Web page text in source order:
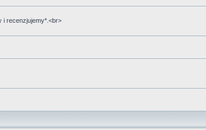
i recenzjujemy*.<br>